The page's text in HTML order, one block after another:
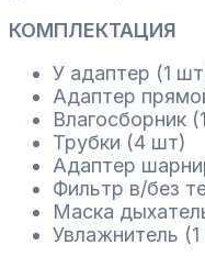
quantity
КОМПЛЕКТАЦИЯ
У адаптер (1
Адаптер
Влагосборник
Трубки (4 шт)
Адаптер
Фильтр в/без
Маска
Увлажнитель